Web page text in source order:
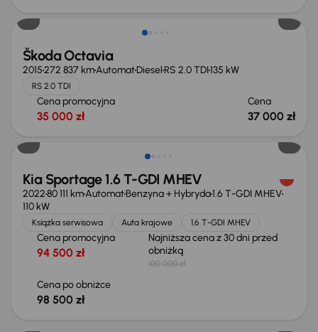
Škoda Octavia
2015272 837 kmAutomatDiesel RS 2.0 TDI135 kW
RS 2.0 TDI
Cena promocyjna
35 000 zł
Cena
37 000 zł
Taniej o 1 500 zł
Kia Sportage 1.6 T-GDI MHEV
202280 111 kmAutomatBenzyna + Hybryda1.6 T-GDI MHEV
110 kW
Książka serwisowa Auta krajowe 1.6 T-GDI MHEV
Cena promocyjna
94 500 zł
Najniższa cena z 30 dni przed
obniżką
100 000 zł
Cena po obniżce
98 500 zł